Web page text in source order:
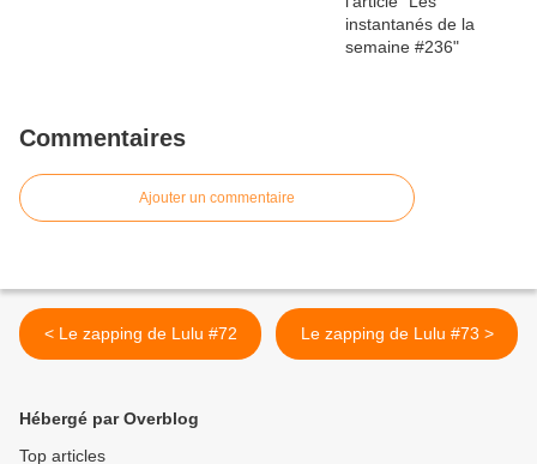
Commentaires
Ajouter un commentaire
< Le zapping de Lulu #72 Le zapping de Lulu #73 >
Hébergé par Overblog
Top articles